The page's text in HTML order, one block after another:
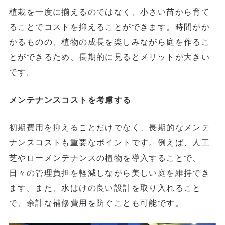
植栽を一度に揃えるのではなく、小さい苗から育て
ることでコストを抑えることができます。時間がか
かるものの、植物の成長を楽しみながら庭を作るこ
とができるため、長期的に見るとメリットが大きい
です。
メンテナンスコストを考慮する
初期費用を抑えることだけでなく、長期的なメンテ
ナンスコストも重要なポイントです。例えば、人工
芝やローメンテナンスの植物を導入することで、
日々の管理負担を軽減しながら美しい庭を維持でき
ます。また、水はけの良い設計を取り入れること
で、余計な補修費用を防ぐことも可能です。